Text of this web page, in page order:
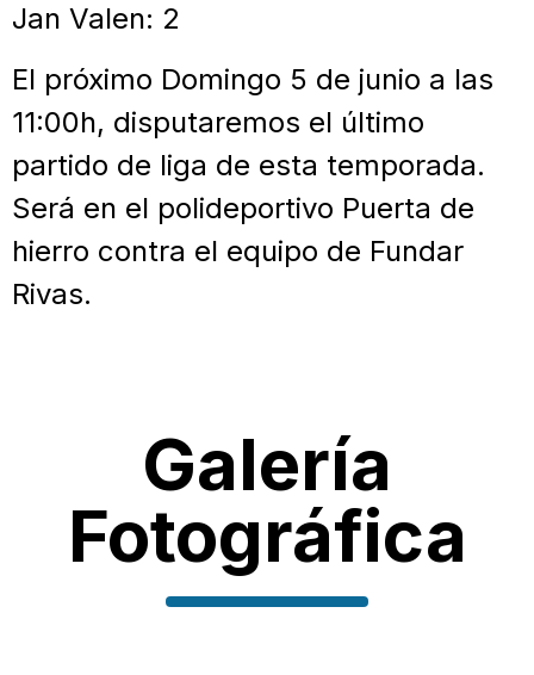
Jan Valen: 2
El próximo Domingo 5 de junio a las
11:00h, disputaremos el último
partido de liga de esta temporada.
Será en el polideportivo Puerta de
hierro contra el equipo de Fundar
Rivas.
Galería
Fotográfica